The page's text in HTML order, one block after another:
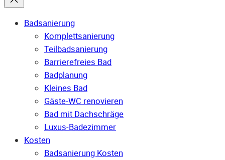
Badsanierung
Komplettsanierung
Teilbadsanierung
Barrierefreies Bad
Badplanung
Kleines Bad
Gäste-WC renovieren
Bad mit Dachschräge
Luxus-Badezimmer
Kosten
Badsanierung Kosten